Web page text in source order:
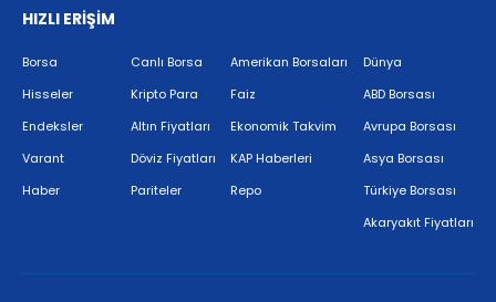
HIZLI ERİŞİM
Borsa
Hisseler
Endeksler
Varant
Haber
Canlı Borsa
Kripto Para
Altın Fiyatları
Döviz Fiyatları
Pariteler
Amerikan Borsaları
Faiz
Ekonomik Takvim
KAP Haberleri
Repo
Dünya
ABD Borsası
Avrupa Borsası
Asya Borsası
Türkiye Borsası
Akaryakıt Fiyatları